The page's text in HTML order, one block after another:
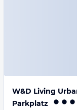
W&D Living
Parkplatz